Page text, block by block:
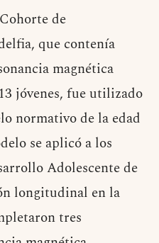
de
que contenía
magnética
jóvenes, fue utilizado
normativo de la edad
se aplicó a los
Adolescente de
longitudinal en la
tres